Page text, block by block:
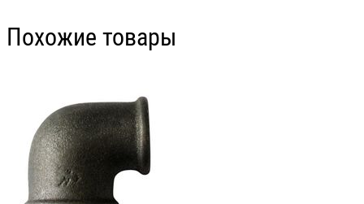
Похожие товары